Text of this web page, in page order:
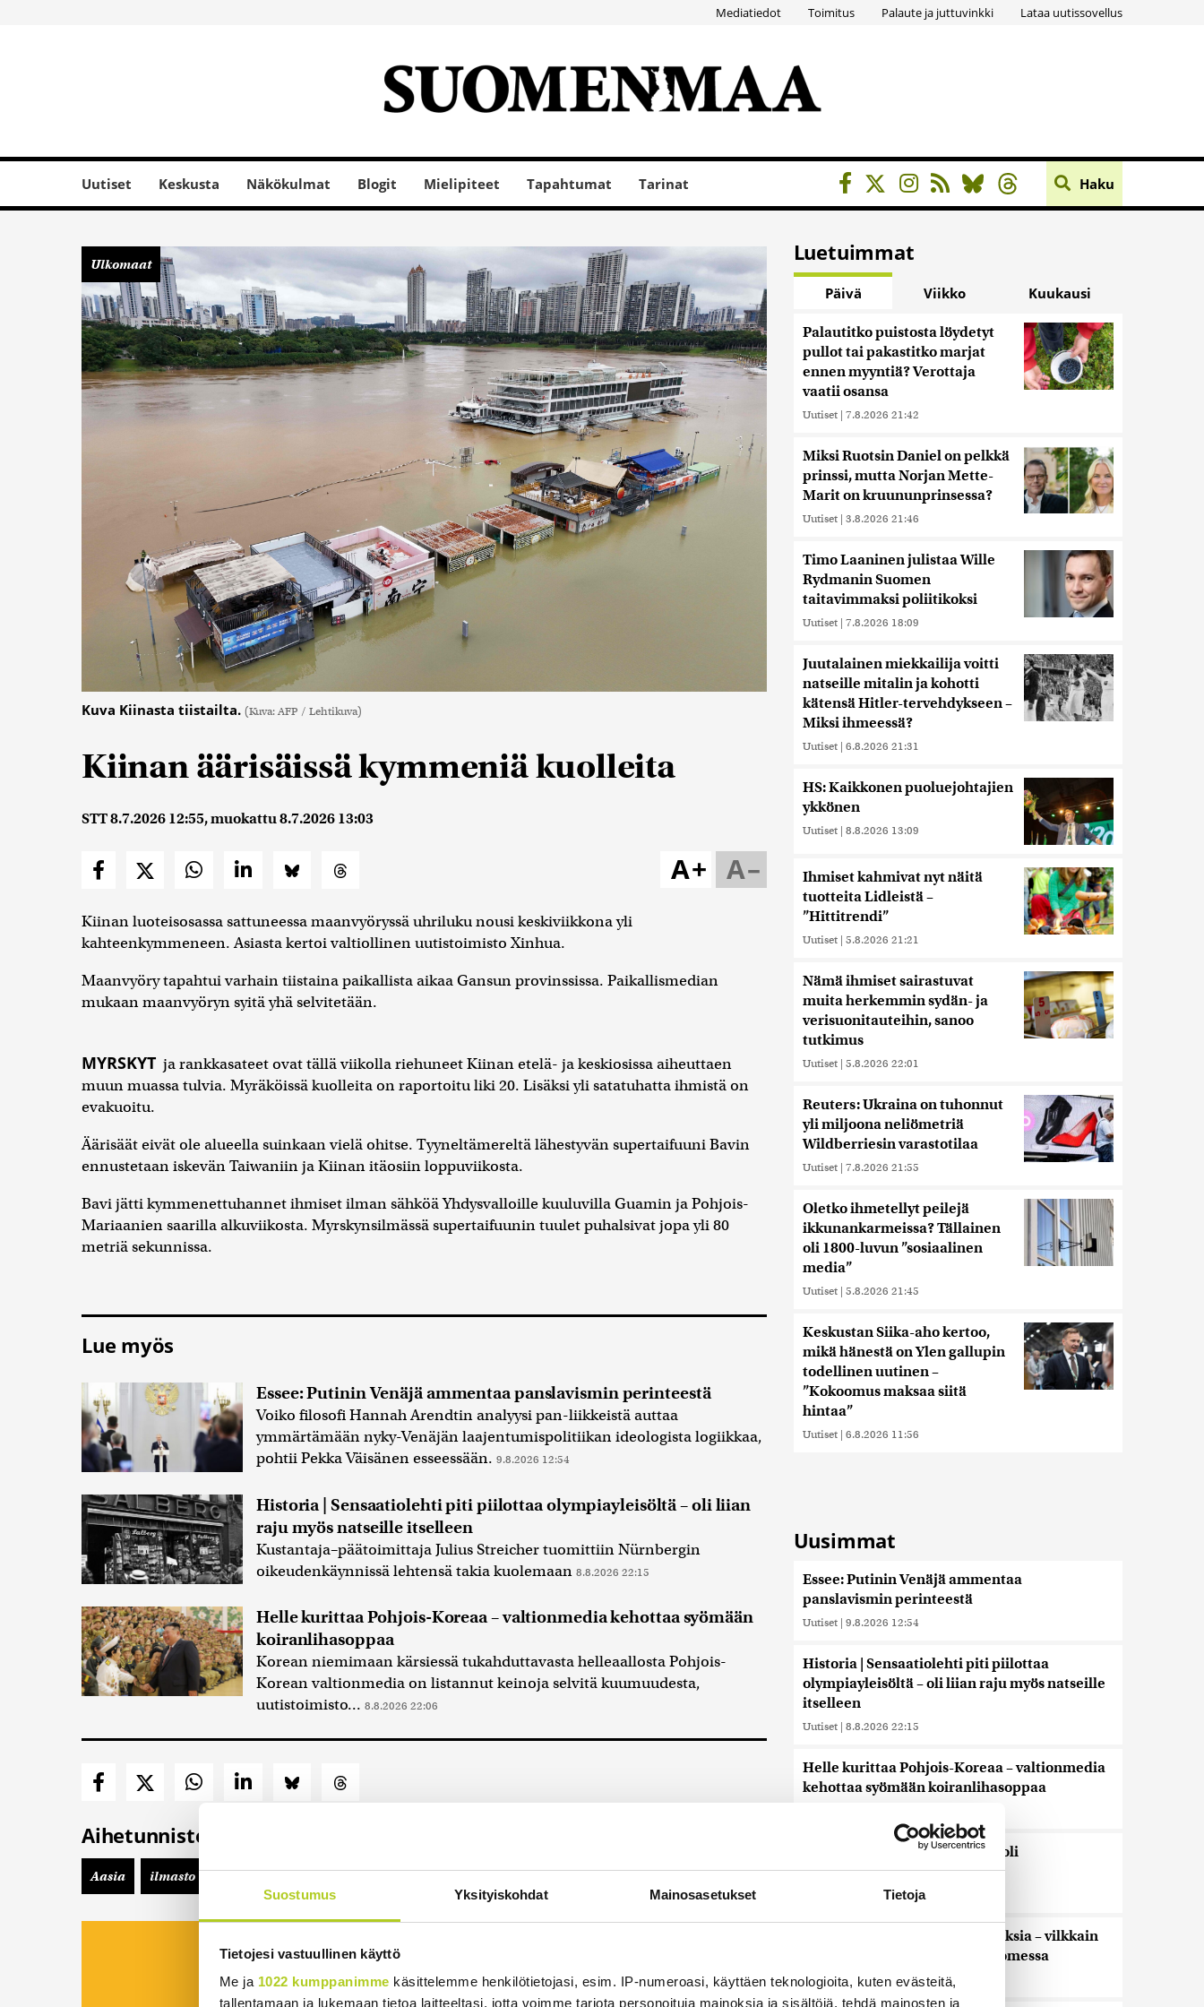
Suostumus Yksityiskohdat Mainosasetukset Tietoja
Tietojesi vastuullinen käyttö
Me ja 1022 kumppanimme käsittelemme henkilötietojasi, esim. IP-numeroasi, käyttäen teknologioita, kuten evästeitä,
tallentamaan ja lukemaan tietoa laitteeltasi, jotta voimme tarjota personoituja mainoksia ja sisältöjä, tehdä mainosten ja
Mediatiedot Toimitus Palaute ja juttuvinkki Lataa uutissovellus
Uutiset Keskusta Näkökulmat Blogit Mielipiteet Tapahtumat Tarinat Haku
Ulkomaat
Kuva Kiinasta tiistailta. (Kuva: AFP / Lehtikuva)
Kiinan äärisäissä kymmeniä kuolleita
STT8.7.2026 12:55, muokattu8.7.2026 13:03
A–
A+
Kiinan luoteisosassa sattuneessa maanvyöryssä uhriluku nousi keskiviikkona yli
kahteenkymmeneen. Asiasta kertoi valtiollinen uutistoimisto Xinhua.
Maanvyöry tapahtui varhain tiistaina paikallista aikaa Gansun provinssissa. Paikallismedian
mukaan maanvyöryn syitä yhä selvitetään.
MYRSKYT ja rankkasateet ovat tällä viikolla riehuneet Kiinan etelä- ja keskiosissa aiheuttaen
muun muassa tulvia. Myräköissä kuolleita on raportoitu liki 20. Lisäksi yli satatuhatta ihmistä on
evakuoitu.
Äärisäät eivät ole alueella suinkaan vielä ohitse. Tyyneltämereltä lähestyvän supertaifuuni Bavin
ennustetaan iskevän Taiwaniin ja Kiinan itäosiin loppuviikosta.
Bavi jätti kymmenettuhannet ihmiset ilman sähköä Yhdysvalloille kuuluvilla Guamin ja Pohjois-
Mariaanien saarilla alkuviikosta. Myrskynsilmässä supertaifuunin tuulet puhalsivat jopa yli 80
metriä sekunnissa.
Lue myös
Essee: Putinin Venäjä ammentaa panslavismin perinteestä
Voiko filosofi Hannah Arendtin analyysi pan-liikkeistä auttaa
ymmärtämään nyky-Venäjän laajentumispolitiikan ideologista logiikkaa,
pohtii Pekka Väisänen esseessään. 9.8.2026 12:54
Historia | Sensaatiolehti piti piilottaa olympiayleisöltä – oli liian
raju myös natseille itselleen
Kustantaja–päätoimittaja Julius Streicher tuomittiin Nürnbergin
oikeudenkäynnissä lehtensä takia kuolemaan 8.8.2026 22:15
Helle kurittaa Pohjois-Koreaa – valtionmedia kehottaa syömään
koiranlihasoppaa
Korean niemimaan kärsiessä tukahduttavasta helleaallosta Pohjois-
Korean valtionmedia on listannut keinoja selvitä kuumuudesta,
uutistoimisto... 8.8.2026 22:06
Aihetunnisteet
Aasia ilmasto Kiina luonnonkatastrofit sään ääri-ilmiöt Ulkomaat
Viidesti viikossa kiinnostavimmista sisällöistä
koostettu uutispaketti sähköpostiisi?
Luetuimmat
Päivä Viikko Kuukausi
Palautitko puistosta löydetyt
pullot tai pakastitko marjat
ennen myyntiä? Verottaja
vaatii osansa
Uutiset | 7.8.2026 21:42
Miksi Ruotsin Daniel on pelkkä
prinssi, mutta Norjan Mette-
Marit on kruununprinsessa?
Uutiset | 3.8.2026 21:46
Timo Laaninen julistaa Wille
Rydmanin Suomen
taitavimmaksi poliitikoksi
Uutiset | 7.8.2026 18:09
Juutalainen miekkailija voitti
natseille mitalin ja kohotti
kätensä Hitler-tervehdykseen –
Miksi ihmeessä?
Uutiset | 6.8.2026 21:31
HS: Kaikkonen puoluejohtajien
ykkönen
Uutiset | 8.8.2026 13:09
Ihmiset kahmivat nyt näitä
tuotteita Lidleistä –
”Hittitrendi”
Uutiset | 5.8.2026 21:21
Nämä ihmiset sairastuvat
muita herkemmin sydän- ja
verisuonitauteihin, sanoo
tutkimus
Uutiset | 5.8.2026 22:01
Reuters: Ukraina on tuhonnut
yli miljoona neliömetriä
Wildberriesin varastotilaa
Uutiset | 7.8.2026 21:55
Oletko ihmetellyt peilejä
ikkunankarmeissa? Tällainen
oli 1800-luvun ”sosiaalinen
media”
Uutiset | 5.8.2026 21:45
Keskustan Siika-aho kertoo,
mikä hänestä on Ylen gallupin
todellinen uutinen –
”Kokoomus maksaa siitä
hintaa”
Uutiset | 6.8.2026 11:56
Uusimmat
Essee: Putinin Venäjä ammentaa
panslavismin perinteestä
Uutiset | 9.8.2026 12:54
Historia | Sensaatiolehti piti piilottaa
olympiayleisöltä – oli liian raju myös natseille
itselleen
Uutiset | 8.8.2026 22:15
Helle kurittaa Pohjois-Koreaa – valtionmedia
kehottaa syömään koiranlihasoppaa
WSJ: Saksassa löytynyt drooni oli
todennäköisesti venäläinen
8.8.2026 16:19
Sikarutto tuo metsästysrajoituksia – vilkkain
metsästyskausi käynnistyy Suomessa
Uutiset | 8.8.2026 15:00